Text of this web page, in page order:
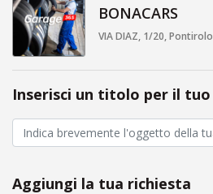
BONACARS
VIA DIAZ, 1/20,
Inserisci un titolo per il tuo
Aggiungi la tua richiesta